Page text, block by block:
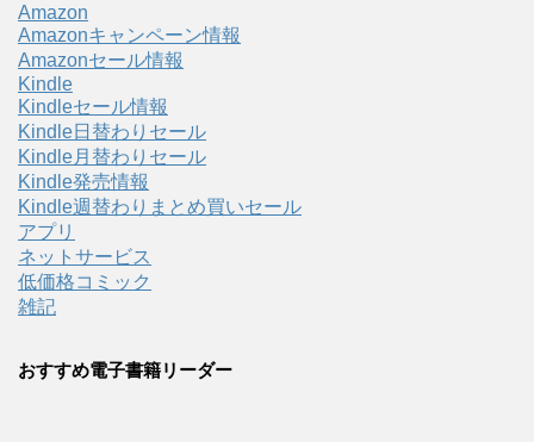
Amazon
Amazonキャンペーン情報
Amazonセール情報
Kindle
Kindleセール情報
Kindle日替わりセール
Kindle月替わりセール
Kindle発売情報
Kindle週替わりまとめ買いセール
アプリ
ネットサービス
低価格コミック
雑記
おすすめ電子書籍リーダー